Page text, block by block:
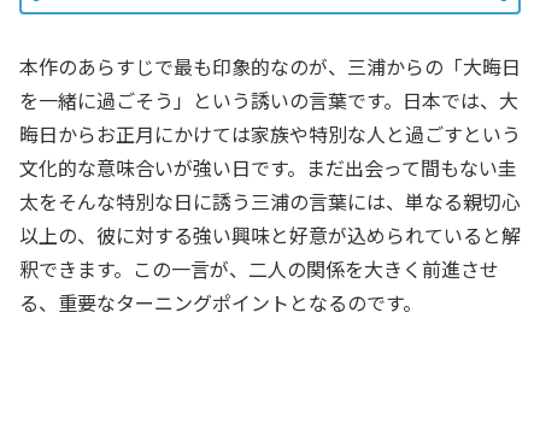
本作のあらすじで最も印象的なのが、三浦からの「大晦日
を一緒に過ごそう」という誘いの言葉です。日本では、大
晦日からお正月にかけては家族や特別な人と過ごすという
文化的な意味合いが強い日です。まだ出会って間もない圭
太をそんな特別な日に誘う三浦の言葉には、単なる親切心
以上の、彼に対する強い興味と好意が込められていると解
釈できます。この一言が、二人の関係を大きく前進させ
る、重要なターニングポイントとなるのです。